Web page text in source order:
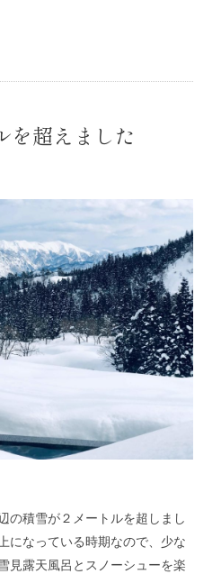
を超えました
の積雪が２メートルを超しまし
になっている時期なので、少な
見露天風呂とスノーシューを楽